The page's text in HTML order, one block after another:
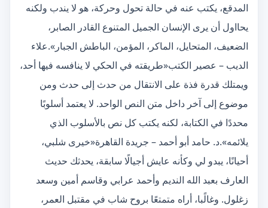
المدقع، يكتب عنه في حالة تحول وحركة، هو لا يندب ولكنه
يحااول أن يرى الإنسان الجميل المتنوع القادر الصابر،
الضعيف، المتحايل، الماكر، المؤمن، الباطش الجبار».علاء
الديب – عصير الكتب«طريقته في الحكي لا ينافسه فيها أحد،
ويمتلك قدرة فذة على الانتقال من حدث إلى حدث ومن
موضوع إلى آخر داخل متن النص الواحد. لا يعتمد أسلوبًا
محددًا في الكتابة، لكنه يكتب كل نص بالأسلوب الذي
يلائمه».د. حامد أبو أحمد – جريدة القاهرة«خيرى شلبي،
أحيانًا، يبدو لي وكأنه عايش أجيالًا سابقة، يحدثك حديث
العارف بعبد الله النديم وأحمد عرابي وقاسم أمين وسعد
زغلول. وغالًبا، أراه متمتعًا بروح شاب في مقتبل العمر،